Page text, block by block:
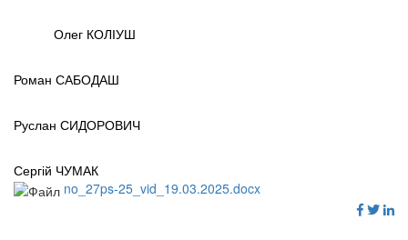
Олег КОЛІУШ
Роман САБОДАШ
Руслан СИДОРОВИЧ
Сергій ЧУМАК
no_27ps-25_vid_19.03.2025.docx